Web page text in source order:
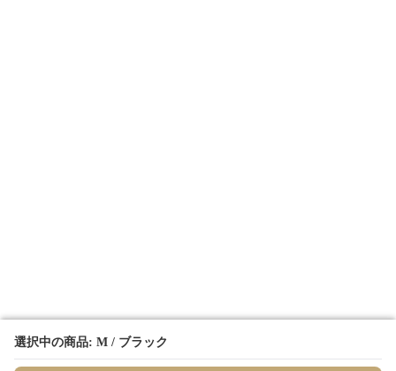
選択中の商品: M / ブラック
選択中の商品: M / ブラック